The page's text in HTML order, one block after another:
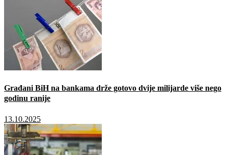
Građani BiH na bankama drže gotovo dvije milijarde više nego
godinu ranije
13.10.2025